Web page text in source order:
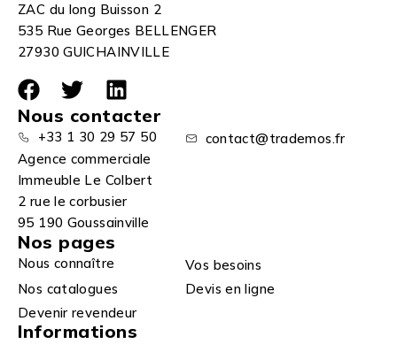
ZAC du long Buisson 2
535 Rue Georges BELLENGER
27930 GUICHAINVILLE
Nous contacter
+33 1 30 29 57 50
contact@trademos.fr
Agence commerciale
Immeuble Le Colbert
2 rue le corbusier
95 190 Goussainville
Nos pages
Nous connaître
Vos besoins
Nos catalogues
Devis en ligne
Devenir revendeur
Informations